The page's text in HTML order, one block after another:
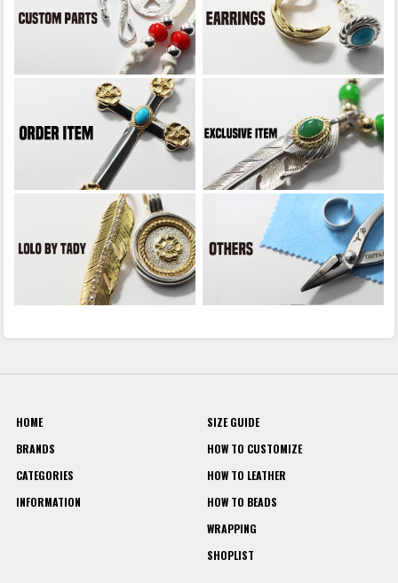
HOME
BRANDS
CATEGORIES
INFORMATION
SIZE GUIDE
HOW TO CUSTOMIZE
HOW TO LEATHER
HOW TO BEADS
WRAPPING
SHOPLIST